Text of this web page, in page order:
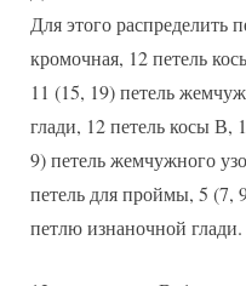
Для этого распределить
кромочная, 12 петель
11 (15, 19) петель
глади, 12 петель косы В,
9) петель жемчужного
петель для проймы, 5 (7,
петлю изнаночной глади.